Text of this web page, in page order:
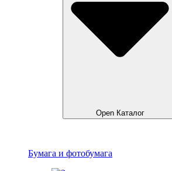
Open Каталог
Бумага и фотобумага